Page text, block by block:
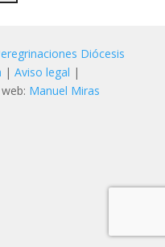
Diócesis
| Aviso legal |
Manuel Miras